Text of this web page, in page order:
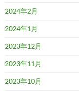
2024年2月
2024年1月
2023年12月
2023年11月
2023年10月